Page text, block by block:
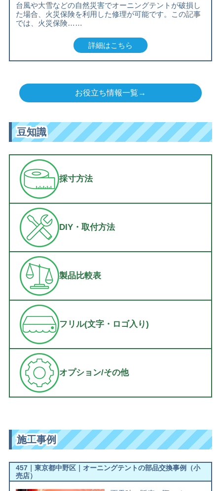
台風や大雪などの自然災害でオーニングテントが破損し
た場合、火災保険を利用した修理が可能です。この記事
では、火災保険……
詳細はこちら
お役立ち情報一覧→
豆知識
採寸方法
DIY・取付方法
製品比較表
フリル(文字・ロゴ入り)
オプション/その他
施工事例
457｜東京都中野区｜オーニングテントの部品交換事例（小
売店）